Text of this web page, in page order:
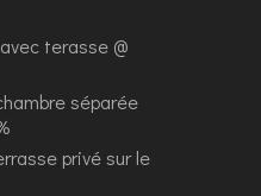
terasse @
séparée
privé sur le